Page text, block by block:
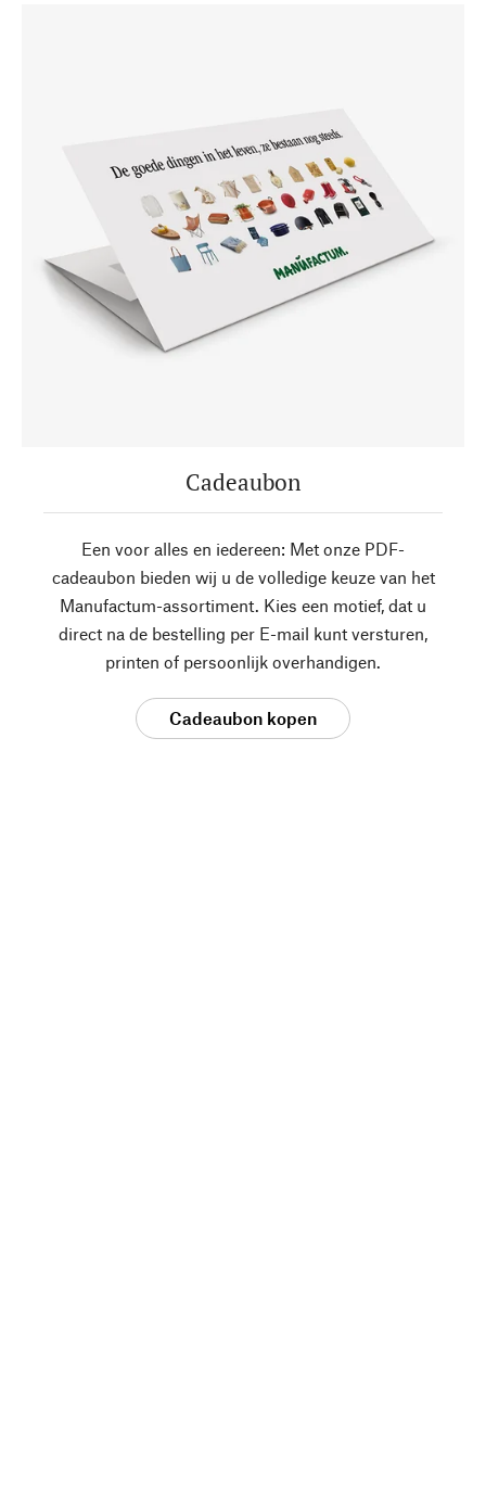
Cadeaubon
Een voor alles en iedereen: Met onze PDF-
cadeaubon bieden wij u de volledige keuze van het
Manufactum-assortiment. Kies een motief, dat u
direct na de bestelling per E-mail kunt versturen,
printen of persoonlijk overhandigen.
Cadeaubon kopen